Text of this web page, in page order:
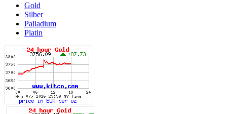
Gold
Silber
Palladium
Platin